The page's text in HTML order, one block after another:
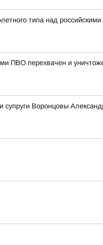
типа над
ПВО перехвачен и
Воронцовы